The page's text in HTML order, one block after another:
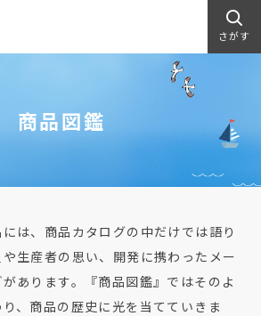
さがす
商品図鑑
は、商品カタログの中だけでは語り
生産者の思い、開発に携わったメー
あります。『商品図鑑』ではそのよ
、商品の歴史に光を当てていきま